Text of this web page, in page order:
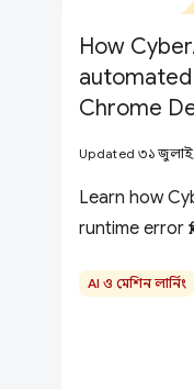
How
Chrome
Updated ৩১
Learn how
runtime error
AI ও মেশিন লার্নিং